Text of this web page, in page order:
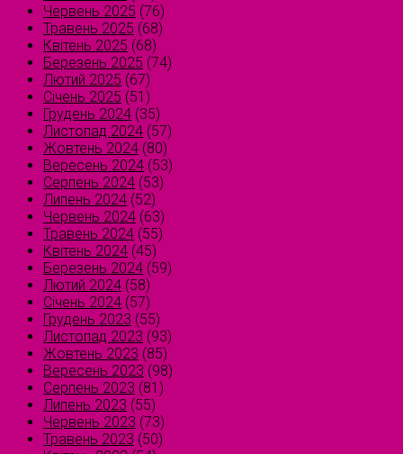
Червень 2025 (76)
Травень 2025 (68)
Квітень 2025 (68)
Березень 2025 (74)
Лютий 2025 (67)
Січень 2025 (51)
Грудень 2024 (35)
Листопад 2024 (57)
Жовтень 2024 (80)
Вересень 2024 (53)
Серпень 2024 (53)
Липень 2024 (52)
Червень 2024 (63)
Травень 2024 (55)
Квітень 2024 (45)
Березень 2024 (59)
Лютий 2024 (58)
Січень 2024 (57)
Грудень 2023 (55)
Листопад 2023 (93)
Жовтень 2023 (85)
Вересень 2023 (98)
Серпень 2023 (81)
Липень 2023 (55)
Червень 2023 (73)
Травень 2023 (50)